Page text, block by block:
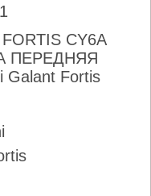
CY6A
ПЕРЕДНЯЯ
Galant Fortis